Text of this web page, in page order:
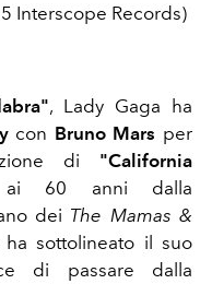
Interscope Records)
, Lady Gaga ha
con Bruno Mars per
di "California
60 anni dalla
dei The Mamas &
sottolineato il suo
di passare dalla